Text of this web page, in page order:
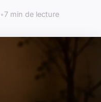
•7 min de lecture